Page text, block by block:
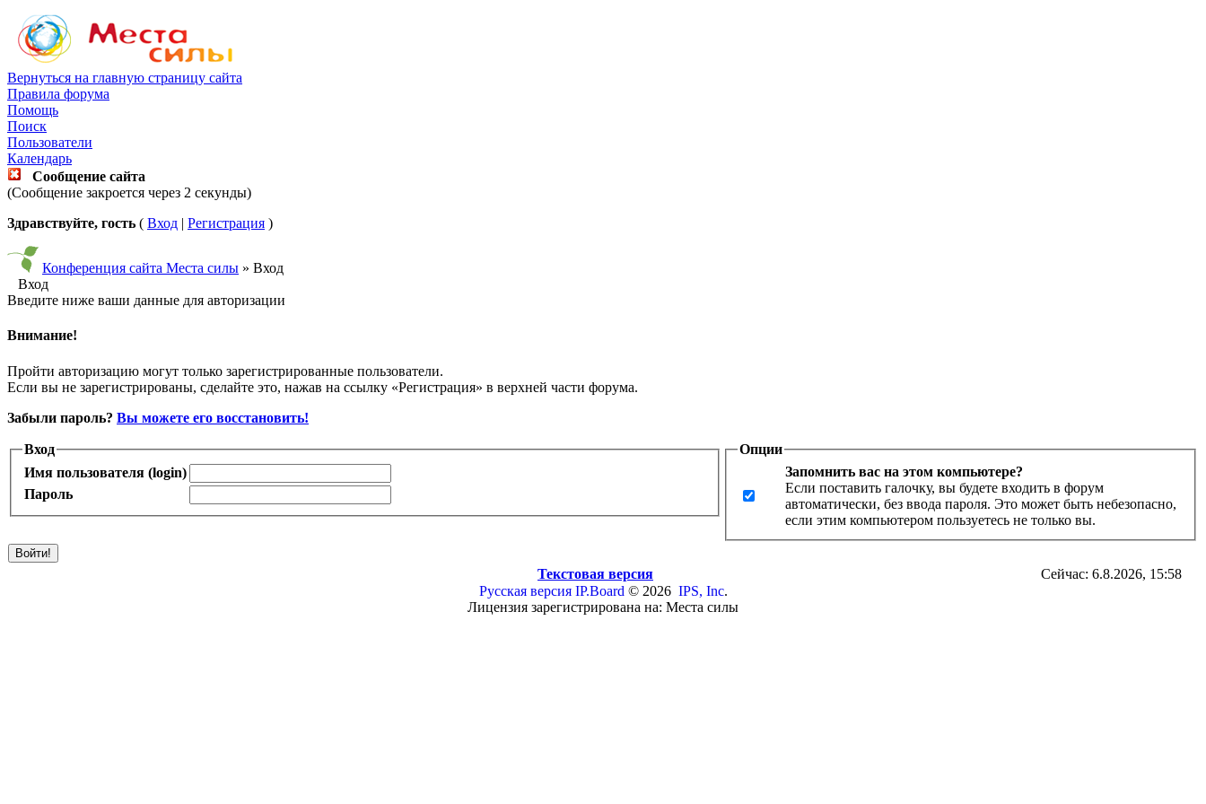
Вернуться на главную страницу сайта
Правила форума
Помощь
Поиск
Пользователи
Календарь
Сообщение сайта
(Сообщение закроется через 2 секунды)
Здравствуйте, гость ( Вход | Регистрация )
Конференция сайта Места силы » Вход
Вход
Введите ниже ваши данные для авторизации
Внимание!
Пройти авторизацию могут только зарегистрированные пользователи.
Если вы не зарегистрированы, сделайте это, нажав на ссылку «Регистрация» в верхней части форума.
Забыли пароль? Вы можете его восстановить!
Вход
Имя пользователя (login)
Пароль
Опции
Запомнить вас на этом компьютере?
Если поставить галочку, вы будете входить в форум
автоматически, без ввода пароля. Это может быть небезопасно,
если этим компьютером пользуетесь не только вы.
Текстовая версия
Сейчас: 6.8.2026, 15:58
Русская версия IP.Board © 2026 IPS, Inc.
Лицензия зарегистрирована на: Места силы